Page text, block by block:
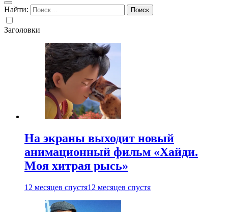
Найти:
Заголовки
На экраны выходит новый
анимационный фильм «Хайди.
Моя хитрая рысь»
12 месяцев спустя12 месяцев спустя